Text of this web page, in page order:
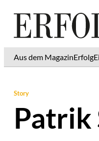
Aus dem MagazinErfolg
Story
Patrik